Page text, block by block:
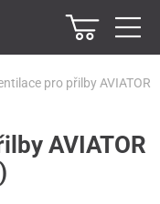
pro přilby AVIATOR
AVIATOR